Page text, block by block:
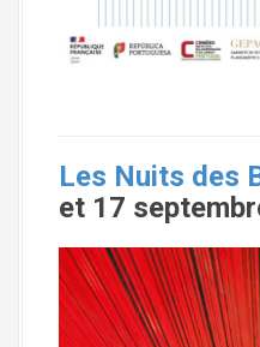
Les Nuits des
et 17